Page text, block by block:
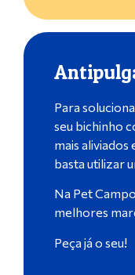
Para
seu bichinho
mais aliviados
basta utilizar
Na Pet
melhores
Peça já o seu!